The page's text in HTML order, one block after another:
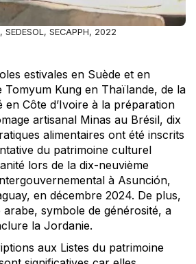
SEDESOL, SECAPPH, 2022
estivales en Suède et en
Tomyum Kung en Thaïlande, de la
en Côte d’Ivoire à la préparation
artisanal Minas au Brésil, dix
alimentaires ont été inscrits
du patrimoine culturel
lors de la dix-neuvième
à Asunción,
en décembre 2024. De plus,
arabe, symbole de générosité, a
la Jordanie.
aux Listes du patrimoine